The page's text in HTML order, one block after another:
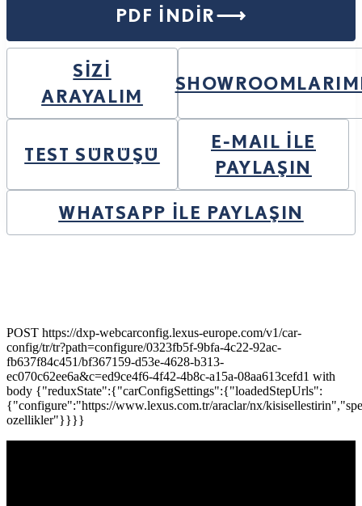
PDF INDIR
SİZİ
ARAYALIM
TEST SÜRÜŞÜ
E-MAIL ILE
PAYLAŞIN
WHATSAPP ILE PAYLAŞIN
POST https://dxp-webcarconfig.lexus-europe.com/v1/car-
config/tr/tr?path=configure/0323fb5f-9bfa-4c22-92ac-
fb637f84c451/bf367159-d53e-4628-b313-
ec070c62ee6a&c=ed9ce4f6-4f42-4b8c-a15a-08aa613cefd1 with
body {"reduxState":{"carConfigSettings":{"loadedStepUrls":
{"configure":"https://www.lexus.com.tr/araclar/nx/
ozellikler"}}}}